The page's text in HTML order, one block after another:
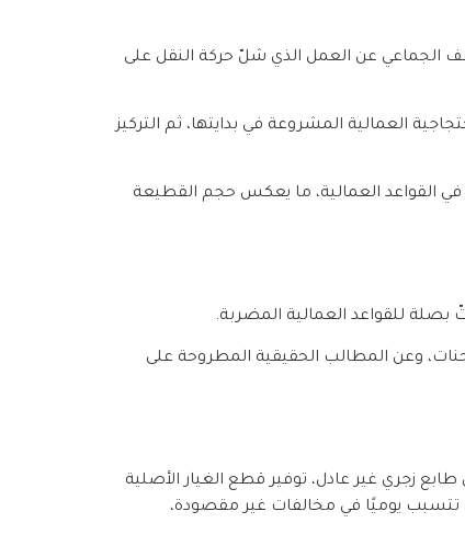
الجماعي عن العمل الذي شلّ حركة النقل على
العمالية المشروعة في بدايتها، ثم التركيز
في القواعد العمالية، ما يعكس حجم القطيعة
للقواعد العمالية المضربة.
وعن المطالب الحقيقية المطروحة على
زجري غير عادل، توفير قطع الغيار الأصلية
تتسبب يوميًا في مخالفات غير مقصودة،